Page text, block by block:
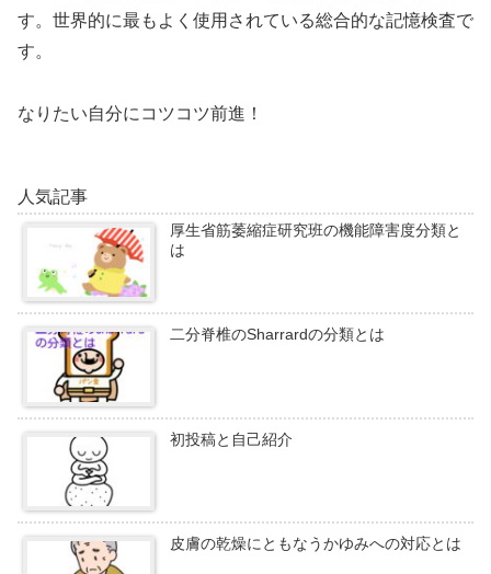
す。世界的に最もよく使用されている総合的な記憶検査で
す。
なりたい自分にコツコツ前進！
人気記事
厚生省筋萎縮症研究班の機能障害度分類と
は
二分脊椎のSharrardの分類とは
初投稿と自己紹介
皮膚の乾燥にともなうかゆみへの対応とは